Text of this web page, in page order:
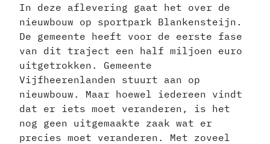
In deze aflevering gaat het over de
nieuwbouw op sportpark Blankensteijn.
De gemeente heeft voor de eerste fase
van dit traject een half miljoen euro
uitgetrokken. Gemeente
Vijfheerenlanden stuurt aan op
nieuwbouw. Maar hoewel iedereen vindt
dat er iets moet veranderen, is het
nog geen uitgemaakte zaak wat er
precies moet veranderen. Met zoveel